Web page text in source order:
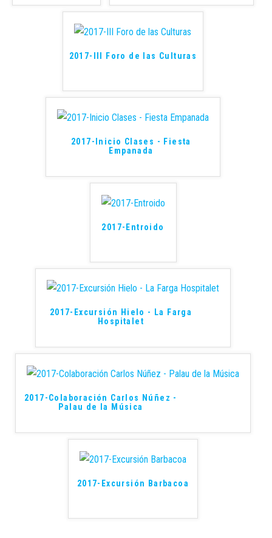
2017-III Foro de las Culturas
2017-Inicio Clases - Fiesta
Empanada
2017-Entroido
2017-Excursión Hielo - La Farga
Hospitalet
2017-Colaboración Carlos Núñez -
Palau de la Música
2017-Excursión Barbacoa